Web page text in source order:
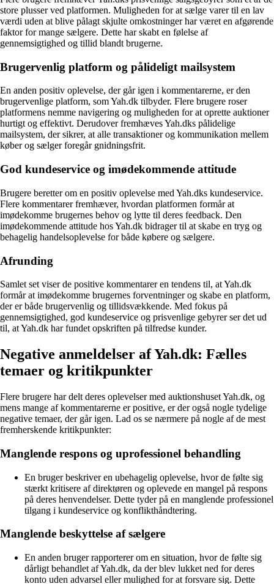
store plusser ved platformen. Muligheden for at sælge varer til en lav
værdi uden at blive pålagt skjulte omkostninger har været en afgørende
faktor for mange sælgere. Dette har skabt en følelse af
gennemsigtighed og tillid blandt brugerne.
Brugervenlig platform og pålideligt mailsystem
En anden positiv oplevelse, der går igen i kommentarerne, er den
brugervenlige platform, som Yah.dk tilbyder. Flere brugere roser
platformens nemme navigering og muligheden for at oprette auktioner
hurtigt og effektivt. Derudover fremhæves Yah.dks pålidelige
mailsystem, der sikrer, at alle transaktioner og kommunikation mellem
køber og sælger foregår gnidningsfrit.
God kundeservice og imødekommende attitude
Brugere beretter om en positiv oplevelse med Yah.dks kundeservice.
Flere kommentarer fremhæver, hvordan platformen formår at
imødekomme brugernes behov og lytte til deres feedback. Den
imødekommende attitude hos Yah.dk bidrager til at skabe en tryg og
behagelig handelsoplevelse for både købere og sælgere.
Afrunding
Samlet set viser de positive kommentarer en tendens til, at Yah.dk
formår at imødekomme brugernes forventninger og skabe en platform,
der er både brugervenlig og tillidsvækkende. Med fokus på
gennemsigtighed, god kundeservice og prisvenlige gebyrer ser det ud
til, at Yah.dk har fundet opskriften på tilfredse kunder.
Negative anmeldelser af Yah.dk: Fælles
temaer og kritikpunkter
Flere brugere har delt deres oplevelser med auktionshuset Yah.dk, og
mens mange af kommentarerne er positive, er der også nogle tydelige
negative temaer, der går igen. Lad os se nærmere på nogle af de mest
fremherskende kritikpunkter:
Manglende respons og uprofessionel behandling
En bruger beskriver en ubehagelig oplevelse, hvor de følte sig
stærkt kritisere af direktøren og oplevede en mangel på respons
på deres henvendelser. Dette tyder på en manglende professionel
tilgang i kundeservice og konflikthåndtering.
Manglende beskyttelse af sælgere
En anden bruger rapporterer om en situation, hvor de følte sig
dårligt behandlet af Yah.dk, da der blev lukket ned for deres
konto uden advarsel eller mulighed for at forsvare sig. Dette